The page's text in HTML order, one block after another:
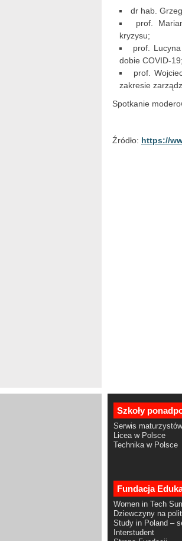
dr hab.
prof.
kryzysu;
prof.
dobie COVID-19;
prof.
zakresie
Spotkanie
Źródło: https://
Szkoły
Serwis maturzystów
Licea w Polsce
Technika w Polsce
Fundacja
Women in Tech
Dziewczyny na
Study in Poland –
Interstudent